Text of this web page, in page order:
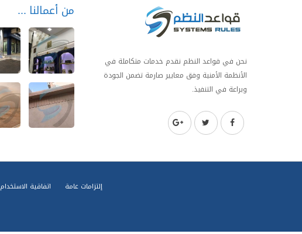
نحن في قواعد النظم نقدم خدمات متكاملة في
الأنظمة الأمنية وفق معايير صارمة تضمن الجودة
وبراعة في التنفيذ.
من أعمالنا
إلتزامات عامة اتفاقية الاستخدام